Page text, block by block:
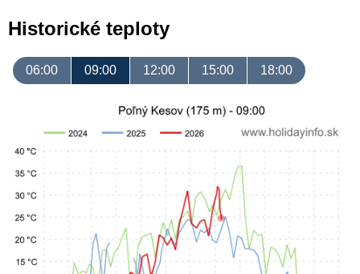
Historické teploty
06:00 09:00 12:00 15:00 18:00